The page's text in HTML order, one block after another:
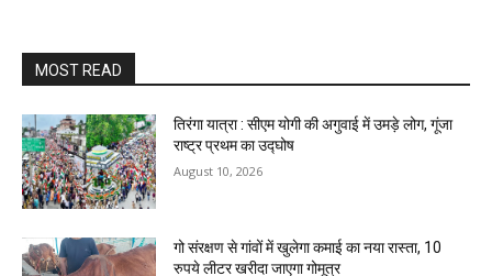
MOST READ
तिरंगा यात्रा : सीएम योगी की अगुवाई में उमड़े लोग, गूंजा
राष्ट्र प्रथम का उद्घोष
August 10, 2026
गो संरक्षण से गांवों में खुलेगा कमाई का नया रास्ता, 10
रुपये लीटर खरीदा जाएगा गोमूत्र